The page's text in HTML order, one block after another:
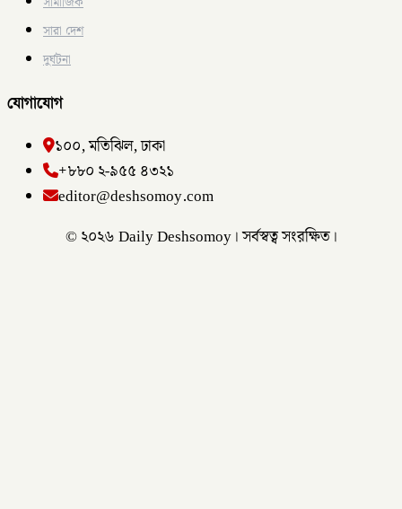
সারা দেশ
দুর্ঘটনা
যোগাযোগ
১০০, মতিঝিল, ঢাকা
+৮৮০ ২-৯৫৫ ৪৩২১
editor@deshsomoy.com
© ২০২৬ Daily Deshsomoy। সর্বস্বত্ব সংরক্ষিত।